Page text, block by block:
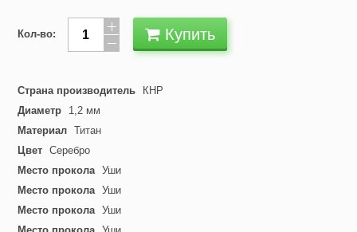
Кол-во: Купить
Страна производитель
КНР
Диаметр
1,2 мм
Материал Титан
Цвет Серебро
Место прокола Уши
Место прокола Уши
Место прокола Уши